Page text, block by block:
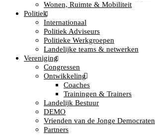
Wonen, Ruimte & Mobiliteit
Politiek
Internationaal
Politiek Adviseurs
Politieke Werkgroepen
Landelijke teams & netwerken
Vereniging
Congressen
Ontwikkeling
Coaches
Trainingen & Trainers
Landelijk Bestuur
DEMO
Vrienden van de Jonge Democraten
Partners